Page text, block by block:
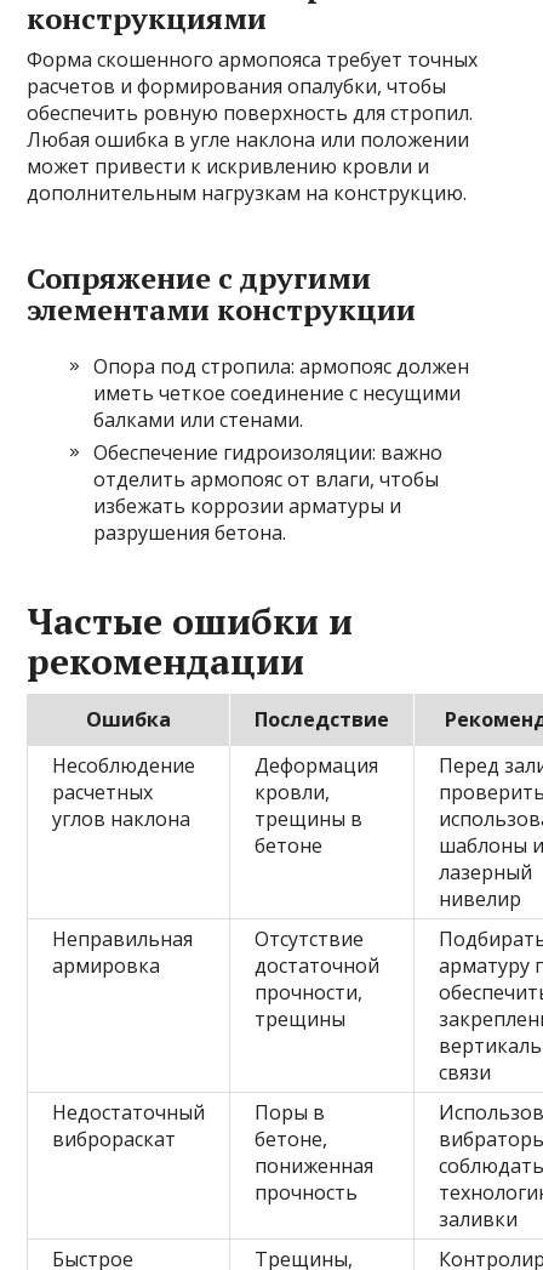
конструкциями
Форма скошенного армопояса требует точных
расчетов и формирования опалубки, чтобы
обеспечить ровную поверхность для стропил.
Любая ошибка в угле наклона или положении
может привести к искривлению кровли и
дополнительным нагрузкам на конструкцию.
Сопряжение с другими
элементами конструкции
Опора под стропила: армопояс должен
иметь четкое соединение с несущими
балками или стенами.
Обеспечение гидроизоляции: важно
отделить армопояс от влаги, чтобы
избежать коррозии арматуры и
разрушения бетона.
Частые ошибки и
рекомендации
Ошибка Последствие
Несоблюдение
расчетных
углов наклона
Деформация
кровли,
трещины в
бетоне
Перед
шаблоны
лазерный
нивелир
Неправильная
армировка
Отсутствие
достаточной
прочности,
трещины
арматуру
связи
Недостаточный
виброраскат
Поры в
бетоне,
пониженная
прочность
заливки
Быстрое
Трещины,